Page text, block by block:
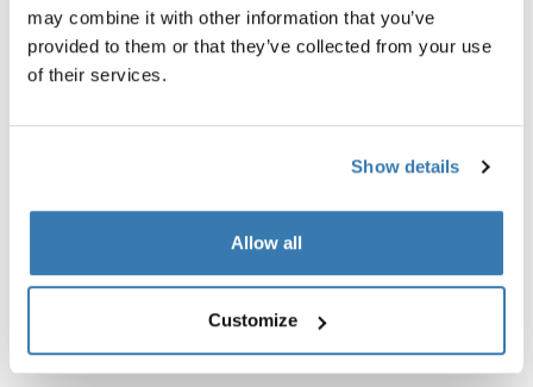
may combine it with other information that you’ve
provided to them or that they’ve collected from your use
of their services.
Show details
Allow all
Customize
Thule hold down side strap kit
Thule Mosquito Panorama